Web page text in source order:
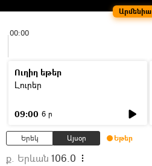
Արմենիա
00:00
Ուղիղ եթեր
Լուրեր
09:00 6 ր
Երեկ Այսօր Եթեր
ք. Երևան 106.0